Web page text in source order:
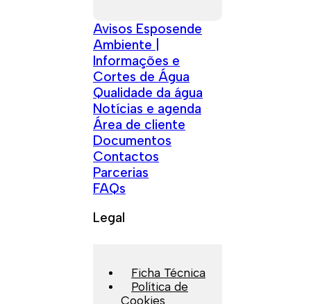
Avisos Esposende
Ambiente |
Informações e
Cortes de Água
Qualidade da água
Notícias e agenda
Área de cliente
Documentos
Contactos
Parcerias
FAQs
Legal
Ficha Técnica
Política de
Cookies